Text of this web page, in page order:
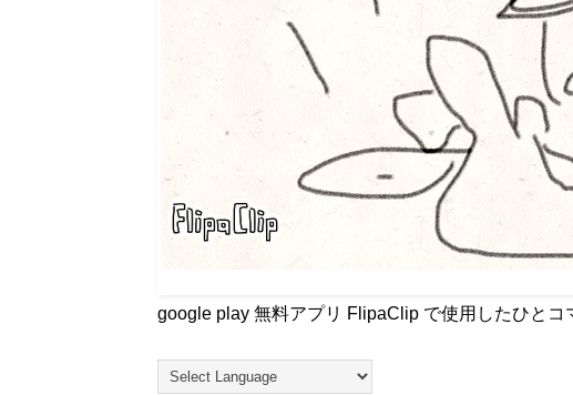
google play 無料アプリ FlipaClip で使用したひとコ